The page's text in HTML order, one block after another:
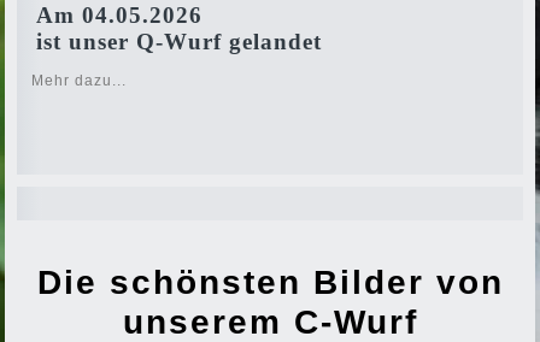
Am 04.05.2026
ist unser Q-Wurf gelandet
Mehr dazu...
Die schönsten Bilder von
unserem C-Wurf